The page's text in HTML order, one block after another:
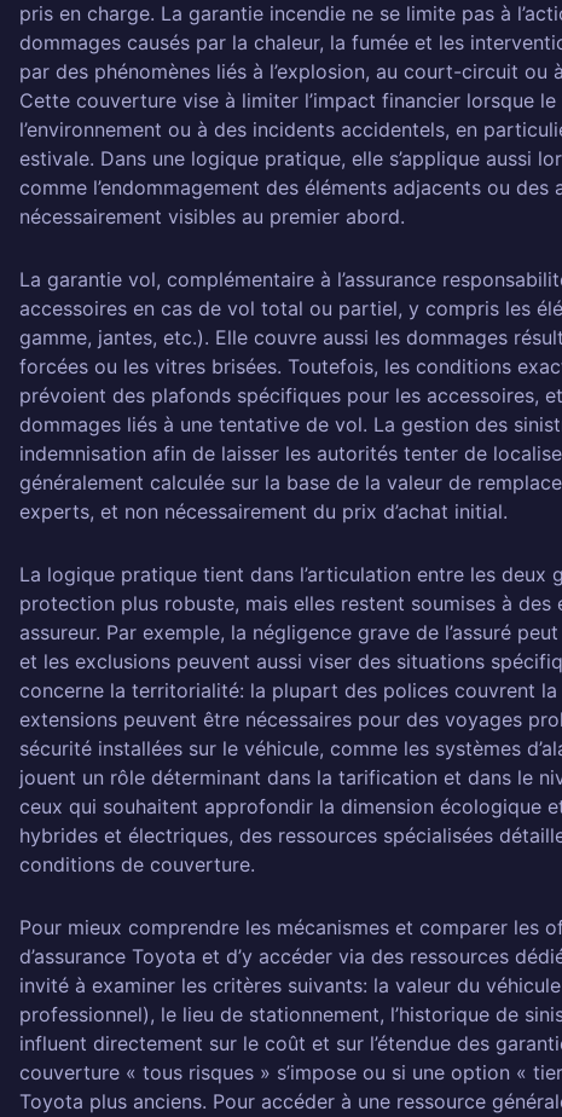
pris en charge. La garantie incendie ne se limite pas à
dommages causés par la chaleur, la fumée et les
par des phénomènes liés à l’explosion, au court-circuit
Cette couverture vise à limiter l’impact financier lorsque
l’environnement ou à des incidents accidentels, en
estivale. Dans une logique pratique, elle s’applique aussi
comme l’endommagement des éléments adjacents ou
nécessairement visibles au premier abord.
La garantie vol, complémentaire à l’assurance
accessoires en cas de vol total ou partiel, y compris les
gamme, jantes, etc.). Elle couvre aussi les dommages
forcées ou les vitres brisées. Toutefois, les conditions
prévoient des plafonds spécifiques pour les accessoires,
dommages liés à une tentative de vol. La gestion des
indemnisation afin de laisser les autorités tenter de
généralement calculée sur la base de la valeur de
experts, et non nécessairement du prix d’achat initial.
La logique pratique tient dans l’articulation entre les
protection plus robuste, mais elles restent soumises à
assureur. Par exemple, la négligence grave de l’assuré
et les exclusions peuvent aussi viser des situations
concerne la territorialité: la plupart des polices couvrent la
extensions peuvent être nécessaires pour des voyages
sécurité installées sur le véhicule, comme les systèmes
jouent un rôle déterminant dans la tarification et dans le
ceux qui souhaitent approfondir la dimension écologique
hybrides et électriques, des ressources spécialisées
conditions de couverture.
Pour mieux comprendre les mécanismes et comparer les
d’assurance Toyota et d’y accéder via des ressources
invité à examiner les critères suivants: la valeur du
professionnel), le lieu de stationnement, l’historique de
influent directement sur le coût et sur l’étendue des
couverture « tous risques » s’impose ou si une option «
Toyota plus anciens. Pour accéder à une ressource